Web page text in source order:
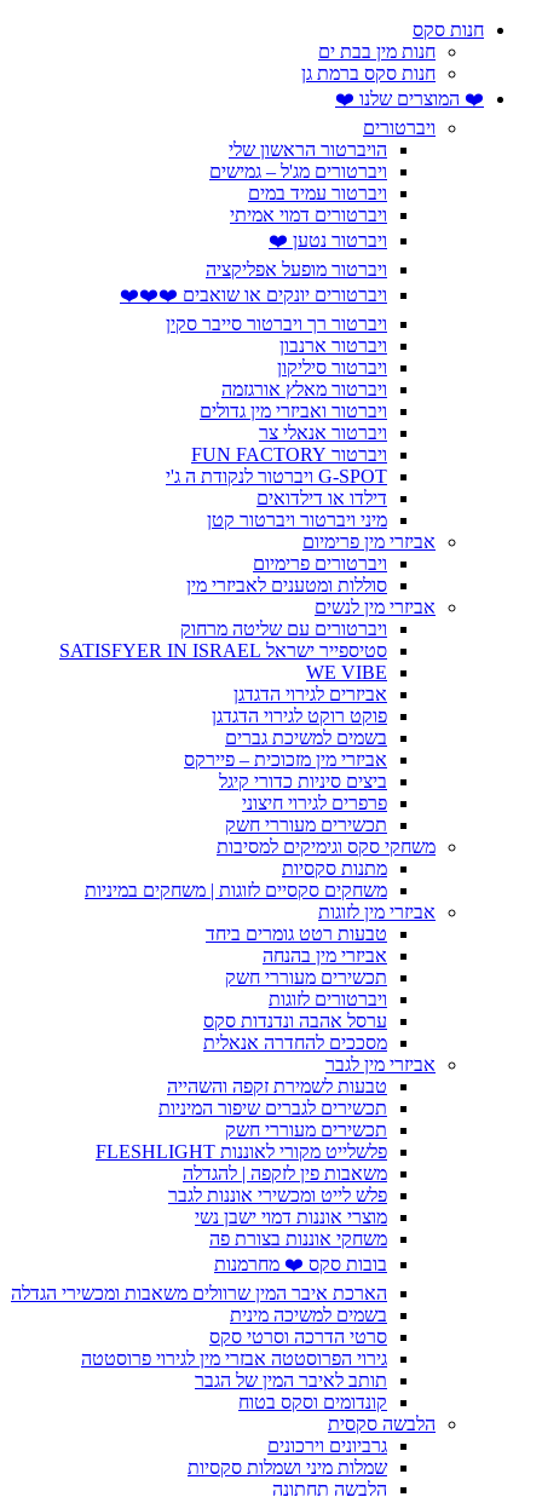
חנות סקס
חנות מין בבת ים
חנות סקס ברמת גן
❤️ המוצרים שלנו ❤️
ויברטורים
הויברטור הראשון שלי
ויברטורים מג'ל – גמישים
ויברטור עמיד במים
ויברטורים דמוי אמיתי
ויברטור נטען ❤️
ויברטור מופעל אפליקציה
ויברטורים יונקים או שואבים ❤️❤️❤️
ויברטור רך ויברטור סייבר סקין
ויברטור ארנבון
ויברטור סיליקון
ויברטור מאלץ אורגזמה
ויברטור ואביזרי מין גדולים
ויברטור אנאלי צר
ויברטור FUN FACTORY
G-SPOT ויברטור לנקודת ה ג'י
דילדו או דילדואים
מיני ויברטור ויברטור קטן
אביזרי מין פרימיום
ויברטורים פרימיום
סוללות ומטענים לאביזרי מין
אביזרי מין לנשים
ויברטורים עם שליטה מרחוק
סטיספייר ישראל SATISFYER IN ISRAEL
WE VIBE
אביזרים לגירוי הדגדגן
פוקט רוקט לגירוי הדגדגן
בשמים למשיכת גברים
אביזרי מין מזכוכית – פיירקס
ביצים סיניות כדורי קיגל
פרפרים לגירוי חיצוני
תכשירים מעוררי חשק
משחקי סקס וגימיקים למסיבות
מתנות סקסיות
משחקים סקסיים לזוגות | משחקים במיניות
אביזרי מין לזוגות
טבעות רטט גומרים ביחד
אביזרי מין בהנחה
תכשירים מעוררי חשק
ויברטורים לזוגות
ערסל אהבה ונדנדות סקס
מסככים להחדרה אנאלית
אביזרי מין לגבר
טבעות לשמירת זקפה והשהייה
תכשירים לגברים שיפור המיניות
תכשירים מעוררי חשק
פלשלייט מקורי לאוננות FLESHLIGHT
משאבות פין לזקפה | להגדלה
פלש לייט ומכשירי אוננות לגבר
מוצרי אוננות דמוי ישבן נשי
משחקי אוננות בצורת פה
בובות סקס ❤️ מחרמנות
הארכת איבר המין שרוולים משאבות ומכשירי הגדלה
בשמים למשיכה מינית
סרטי הדרכה וסרטי סקס
גירוי הפרוסטטה אבזרי מין לגירוי פרוסטטה
תותב לאיבר המין של הגבר
קונדומים וסקס בטוח
הלבשה סקסית
גרביונים וירכונים
שמלות מיני ושמלות סקסיות
הלבשה תחתונה